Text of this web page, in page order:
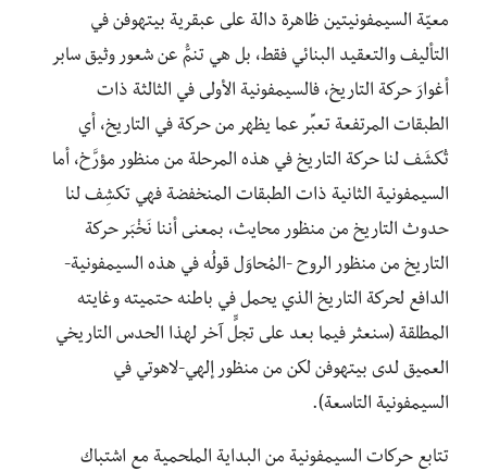
معيّة السيمفونيتين ظاهرة دالة على عبقرية بيتهوفن في
التأليف والتعقيد البنائي فقط، بل هي تنمُّ عن شعور وثيق سابر
أغوارَ حركة التاريخ، فالسيمفونية الأولى في الثالثة ذات
الطبقات المرتفعة تعبِّر عما يظهر من حركة في التاريخ، أي
تُكشَف لنا حركة التاريخ في هذه المرحلة من منظور مؤرَّخ، أما
السيمفونية الثانية ذات الطبقات المنخفضة فهي تكشِف لنا
حدوث التاريخ من منظور محايث، بمعنى أننا نَخْبَر حركة
التاريخ من منظور الروح -المُحاوَل قولُه في هذه السيمفونية-
الدافع لحركة التاريخ الذي يحمل في باطنه حتميته وغايته
المطلقة (سنعثر فيما بعد على تجلٍّ آخر لهذا الحدس التاريخي
العميق لدى بيتهوفن لكن من منظور إلهي-لاهوتي في
السيمفونية التاسعة).
تتابع حركات السيمفونية من البداية الملحمية مع اشتباك